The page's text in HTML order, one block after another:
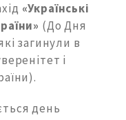
«Українські
(До Дня
загинули в
і
день